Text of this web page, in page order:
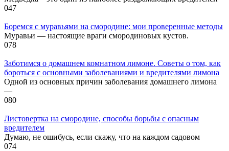
047
Боремся с муравьями на смородине: мои проверенные методы
Муравьи — настоящие враги смородиновых кустов.
078
Заботимся о домашнем комнатном лимоне. Советы о том, как
бороться с основными заболеваниями и вредителями лимона
Одной из основных причин заболевания домашнего лимона
—
080
Листовертка на смородине, способы борьбы с опасным
вредителем
Думаю, не ошибусь, если скажу, что на каждом садовом
074